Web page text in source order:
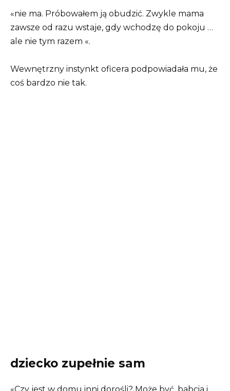
«nie ma. Próbowałem ją obudzić. Zwykle mama
zawsze od razu wstaje, gdy wchodzę do pokoju …
ale nie tym razem «.
Wewnętrzny instynkt oficera podpowiadała mu, że
coś bardzo nie tak.
dziecko zupełnie sam